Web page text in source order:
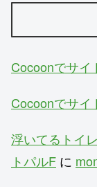
Cocoonでサイ
Cocoonでサイ
浮いてるトイ
トパルF に